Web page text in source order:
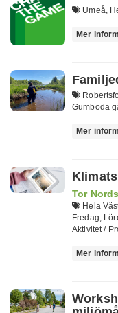
Umeå,
Mer
Gumboda
Mer
Tor
Hela
Fredag,
Aktivitet /
Mer